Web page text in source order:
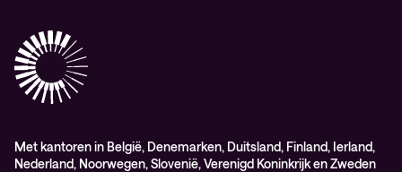
Met kantoren in België, Denemarken, Duitsland, Finland, Ierland,
Nederland, Noorwegen, Slovenië, Verenigd Koninkrijk en Zweden